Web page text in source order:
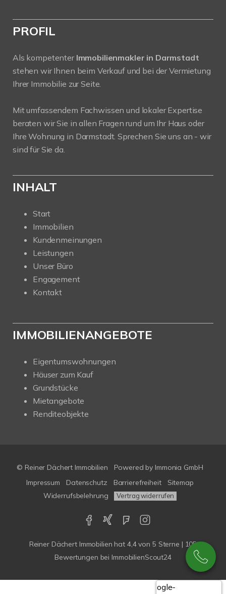
PROFIL
Als kompetenter Immobilienmakler in Darmstadt
stehen wir Ihnen beim Verkauf und bei der Vermietung
Ihrer Immobilie zur Seite.
Mit umfassendem Fachwissen und lokaler Expertise
beraten wir Sie in allen Fragen rund um Ihr Haus oder
Ihre Wohnung in Darmstadt. Sprechen Sie uns an - wir
sind für Sie da.
INHALT
Start
Immobilien
Kundenmeinungen
Leistungen
Unser Büro
Engagement
Kontakt
IMMOBILIENANGEBOTE
Eigentumswohnungen
Häuser zum Kauf
Grundstücke
Mietangebote
Renditeobjekte
© Reiner Dächert Immobilien Powered by Immonia GmbH
Impressum
Datenschutz Barrierefreiheit
Sitemap
Widerrufsbelehrung
Vertrag widerrufen
Reiner Dächert Immobilien hat 4,4von 5 Sterne | 105
Bewertungen bei ImmobilienScout24
Google-